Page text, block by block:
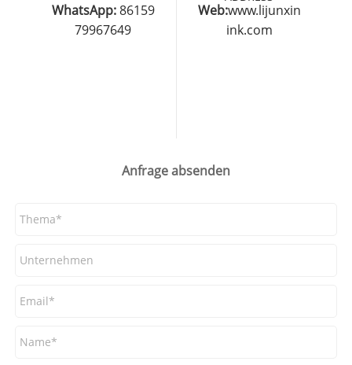
WhatsApp:86159
79967649
Web:www.lijunxin
ink.com
Anfrage absenden